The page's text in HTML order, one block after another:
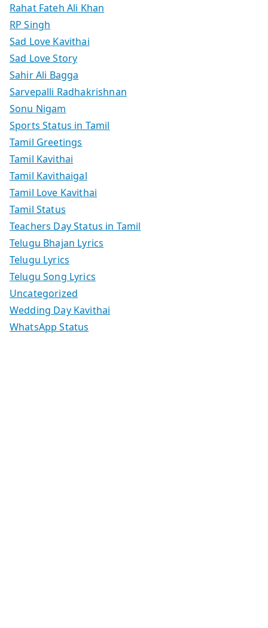
Rahat Fateh Ali Khan
RP Singh
Sad Love Kavithai
Sad Love Story
Sahir Ali Bagga
Sarvepalli Radhakrishnan
Sonu Nigam
Sports Status in Tamil
Tamil Greetings
Tamil Kavithai
Tamil Kavithaigal
Tamil Love Kavithai
Tamil Status
Teachers Day Status in Tamil
Telugu Bhajan Lyrics
Telugu Lyrics
Telugu Song Lyrics
Uncategorized
Wedding Day Kavithai
WhatsApp Status